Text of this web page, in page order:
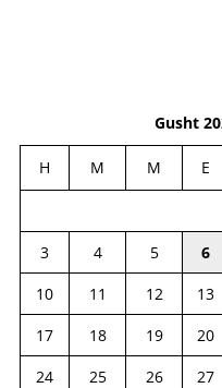
Gusht
H M M E
3
4 5 6
10
11 12 13
17
18 19 20
24
25 26 27